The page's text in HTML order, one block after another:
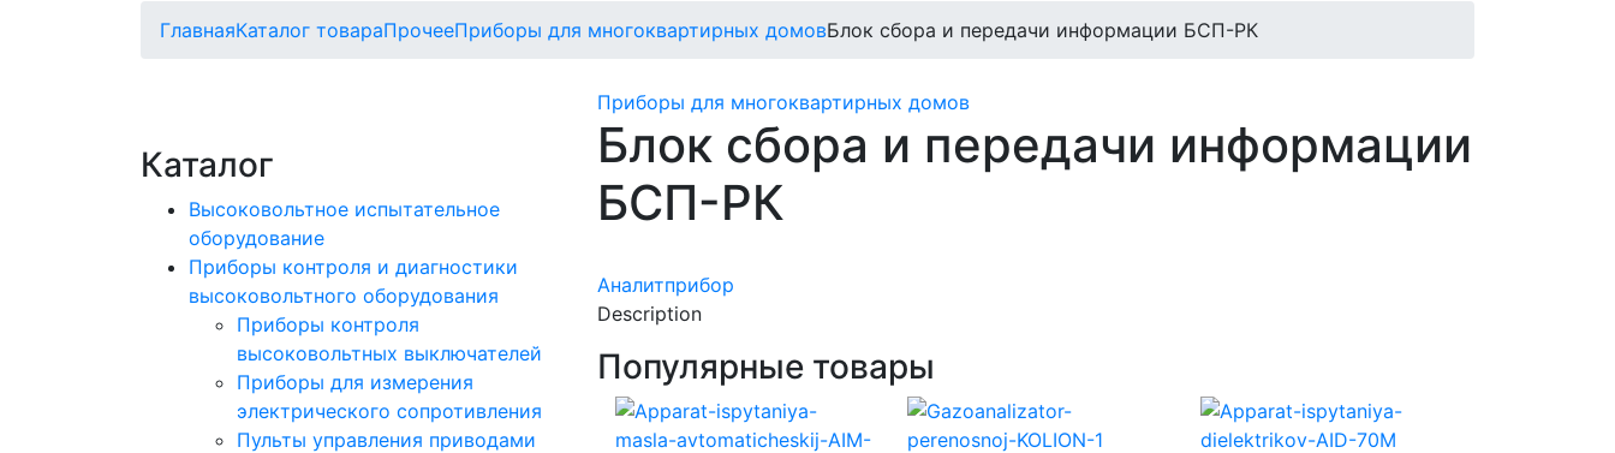
ГлавнаяКаталог товараПрочееПриборы для многоквартирных домовБлок сбора и передачи информации БСП-РК
Каталог
Высоковольтное испытательное
оборудование
Приборы контроля и диагностики
высоковольтного оборудования
Приборы контроля
высоковольтных выключателей
Приборы для измерения
электрического сопротивления
Пульты управления приводами
Приборы для многоквартирных домов
Блок сбора и передачи информации
БСП-РК
Аналитприбор
Description
Популярные товары